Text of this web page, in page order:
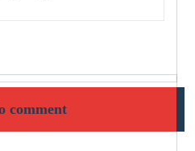
comment